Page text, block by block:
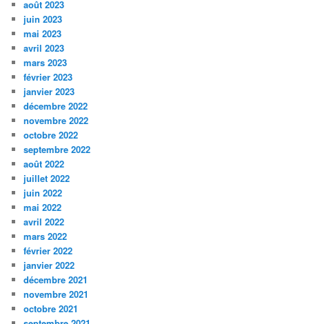
août 2023
juin 2023
mai 2023
avril 2023
mars 2023
février 2023
janvier 2023
décembre 2022
novembre 2022
octobre 2022
septembre 2022
août 2022
juillet 2022
juin 2022
mai 2022
avril 2022
mars 2022
février 2022
janvier 2022
décembre 2021
novembre 2021
octobre 2021